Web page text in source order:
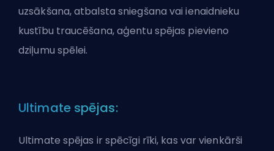
uzsākšana, atbalsta sniegšana vai ienaidnieku
kustību traucēšana, aģentu spējas pievieno
dziļumu spēlei.
Ultimate spējas:
Ultimate spējas ir spēcīgi rīki, kas var vienkārši